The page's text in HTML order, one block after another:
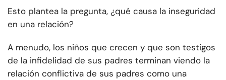
Esto plantea la pregunta, ¿qué causa la inseguridad
en una relación?
A menudo, los niños que crecen y que son testigos
de la infidelidad de sus padres terminan viendo la
relación conflictiva de sus padres como una